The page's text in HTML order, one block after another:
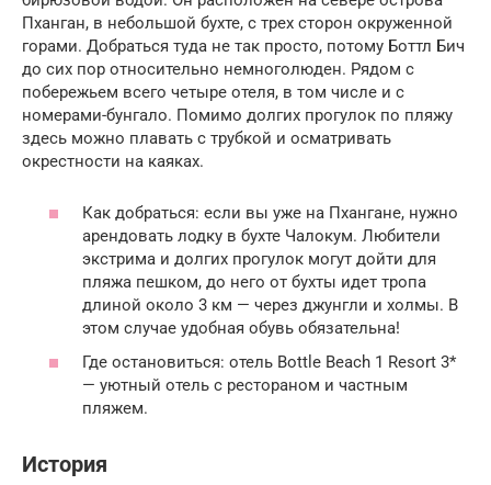
Пханган, в небольшой бухте, с трех сторон окруженной
горами. Добраться туда не так просто, потому Боттл Бич
до сих пор относительно немноголюден. Рядом с
побережьем всего четыре отеля, в том числе и с
номерами-бунгало. Помимо долгих прогулок по пляжу
здесь можно плавать с трубкой и осматривать
окрестности на каяках.
Как добраться: если вы уже на Пхангане, нужно
арендовать лодку в бухте Чалокум. Любители
экстрима и долгих прогулок могут дойти для
пляжа пешком, до него от бухты идет тропа
длиной около 3 км — через джунгли и холмы. В
этом случае удобная обувь обязательна!
Где остановиться: отель Bottle Beach 1 Resort 3*
— уютный отель с рестораном и частным
пляжем.
История